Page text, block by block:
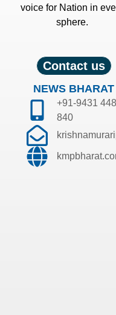
voice for Nation in
sphere.
Contact us
NEWS BHARAT
+91-9431 448
840